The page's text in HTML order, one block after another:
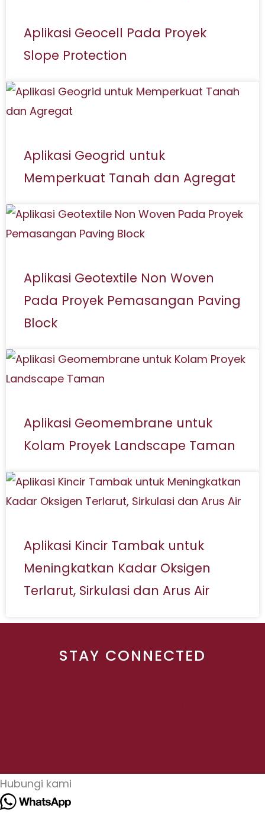
Aplikasi Geocell Pada Proyek
Slope Protection
Aplikasi Geogrid untuk
Memperkuat Tanah dan Agregat
Aplikasi Geotextile Non Woven
Pada Proyek Pemasangan Paving
Block
Aplikasi Geomembrane untuk
Kolam Proyek Landscape Taman
Aplikasi Kincir Tambak untuk
Meningkatkan Kadar Oksigen
Terlarut, Sirkulasi dan Arus Air
STAY CONNECTED
Hubungi kami